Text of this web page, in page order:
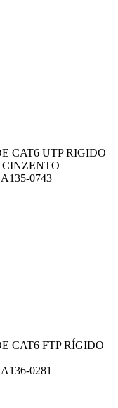
CAT6 UTP RIGIDO
A135-0743
CAT6 FTP RÍGIDO
A136-0281